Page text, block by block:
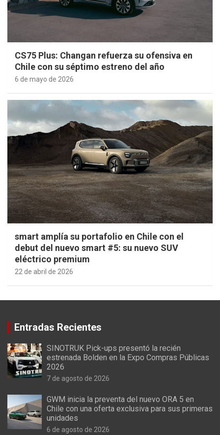
CS75 Plus: Changan refuerza su ofensiva en
Chile con su séptimo estreno del año
6 de mayo de 2026
smart amplía su portafolio en Chile con el
debut del nuevo smart #5: su nuevo SUV
eléctrico premium
22 de abril de 2026
Entradas Recientes
SINOTRUK Pick-ups presentó la recién
estrenada Bolden en la Expo Compras Públicas
2026
7 de agosto de 2026
GWM inicia la preventa del nuevo ORA 5 en
Chile con una oferta exclusiva para sus primeras
unidades
6 de agosto de 2026